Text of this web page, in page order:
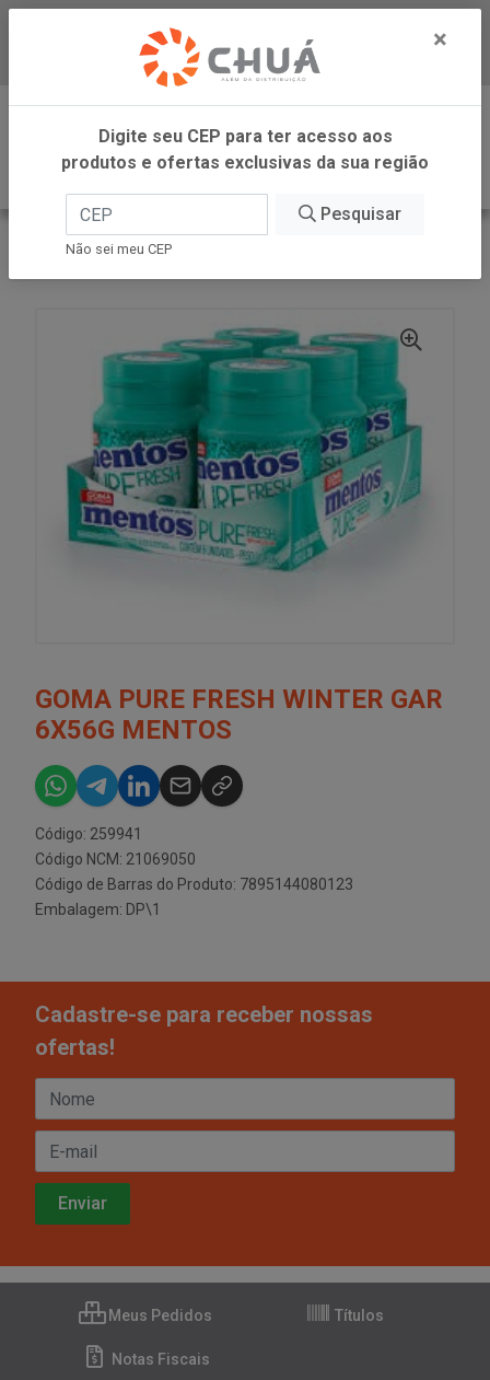
Baixe já nosso APP
0
INÍCIO
PERFETTI
GOMA PURE FRESH WINTER GAR
6X56G MENTOS
Código: 259941
Código NCM: 21069050
Código de Barras do Produto: 7895144080123
Embalagem: DP\1
Cadastre-se para receber nossas
ofertas!
Meus Pedidos Títulos
Notas Fiscais
×
Digite seu CEP para ter acesso aos
produtos e ofertas exclusivas da sua região
Pesquisar
Não sei meu CEP